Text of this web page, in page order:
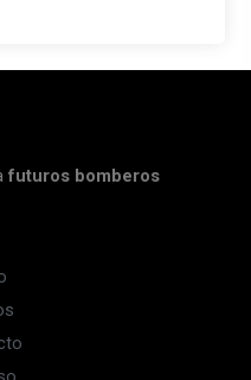
futuros bomberos